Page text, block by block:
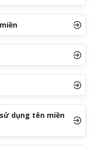
dụng tên miền